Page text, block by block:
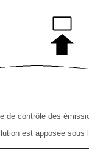
de contrôle des
est apposée sous